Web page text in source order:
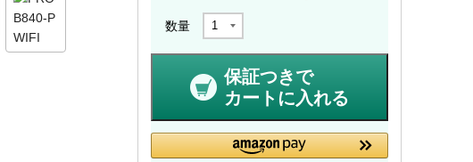
数量
保証つきで
カートに入れる